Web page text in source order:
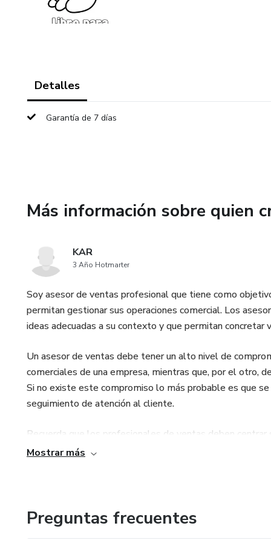
Detalles
Garantía de 7 días
Más información sobre quien
KAR
3 Año Hotmarter
Soy asesor de ventas profesional que tiene como
permitan gestionar sus operaciones comercial. Los
ideas adecuadas a su contexto y que permitan concretar
Un asesor de ventas debe tener un alto nivel de
comerciales de una empresa, mientras que, por el otro,
Si no existe este compromiso lo más probable es que se
seguimiento de atención al cliente.
Recuerda que los profesionales de ventas deben
consumidores, con el fin de que estos prefieran tu
Mostrar más
Preguntas frecuentes